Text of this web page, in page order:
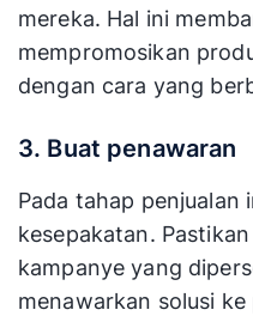
mereka. Hal ini
mempromosikan
dengan cara yang
3. Buat penawaran
Pada tahap penjualan
kesepakatan.
kampanye yang
menawarkan solusi